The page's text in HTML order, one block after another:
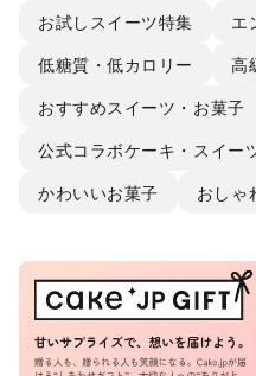
お試しスイーツ特集 エ
低糖質・低カロリー 高
おすすめスイーツ・お菓子
公式コラボケーキ・スイー
かわいいお菓子 おしゃ